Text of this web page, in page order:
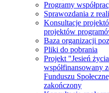
Programy
Sprawozdania z
Konsultacje
projektów
Baza organizacji
Pliki do pobrania
Projekt "Jesień
współfinansowany
Funduszu
zakończony